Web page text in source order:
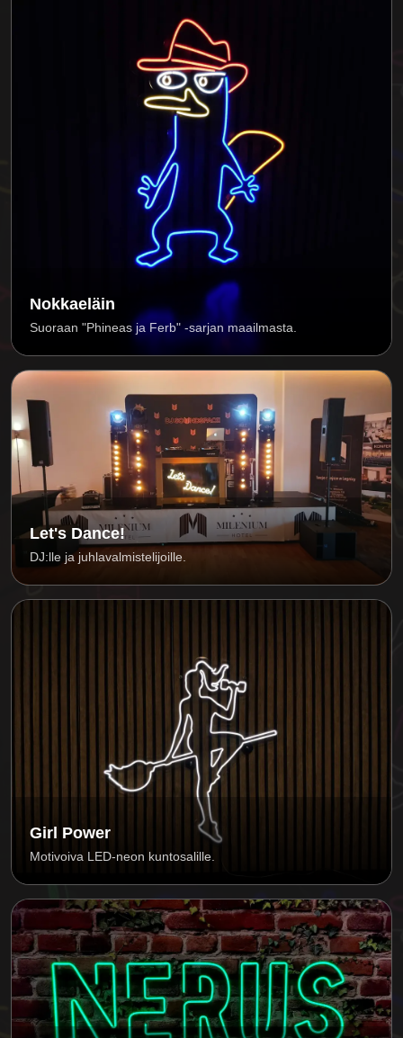
Nokkaeläin
Suoraan "Phineas ja Ferb" -sarjan maailmasta.
Let's Dance!
DJ:lle ja juhlavalmistelijoille.
Girl Power
Motivoiva LED-neon kuntosalille.